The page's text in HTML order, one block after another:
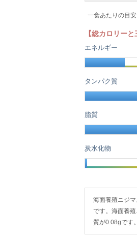
一食あたりの目
【総カロリーと
エネルギー
タンパク質
脂質
炭水化物
海面養殖ニジ
です。海面養
質が0.08gです